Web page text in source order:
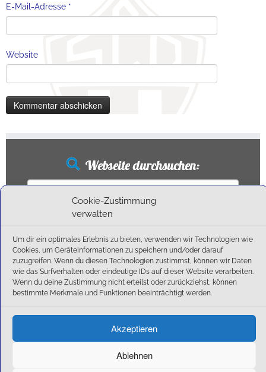
Cookie-Zustimmung
verwalten
Um dir ein optimales Erlebnis zu bieten, verwenden wir Technologien wie
Cookies, um Geräteinformationen zu speichern und/oder darauf
zuzugreifen. Wenn du diesen Technologien zustimmst, können wir Daten
wie das Surfverhalten oder eindeutige IDs auf dieser Website verarbeiten.
Wenn du deine Zustimmung nicht erteilst oder zurückziehst, können
bestimmte Merkmale und Funktionen beeinträchtigt werden.
Akzeptieren
Ablehnen
E-Mail-Adresse *
Website
Webseite durchsuchen:
Suchen
Neueste Beiträge
Ballschule erweitert!
6:1-Triumph im Heimfinale: Der SC Olching schießt sich zurück in die Landesliga!
Außensaison 2025
Start am 01. September!